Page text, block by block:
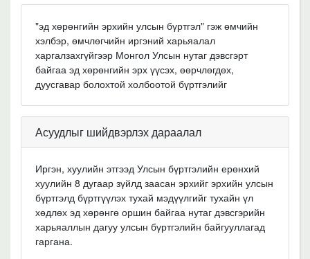
"эд хөрөнгийн эрхийн улсын бүртгэл" гэж өмчийн
хэлбэр, өмчлөгчийн иргэний харьяалал
харгалзахгүйгээр Монгол Улсын нутаг дэвсгэрт
байгаа эд хөрөнгийн эрх үүсэх, өөрчлөгдөх,
дуусгавар болохтой холбоотой бүртгэлийг
Асуудлыг шийдвэрлэх дараалал
Иргэн, хуулийн этгээд Улсын бүртгэлийн ерөнхий
хуулийн 8 дугаар зүйлд заасан эрхийг эрхийн улсын
бүртгэлд бүртгүүлэх тухай мэдүүлгийг тухайн үл
хөдлөх эд хөрөнгө оршин байгаа нутаг дэвсгэрийн
харьяаллын дагуу улсын бүртгэлийн байгууллагад
гаргана.